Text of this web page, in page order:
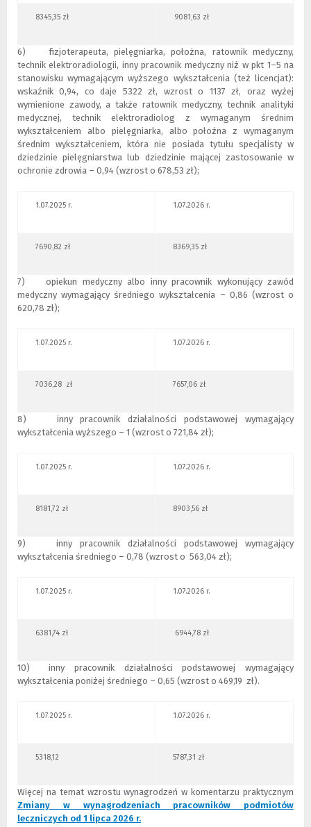
8345,35 zł 9081,63 zł
6) fizjoterapeuta, pielęgniarka, położna, ratownik medyczny,
technik elektroradiologii, inny pracownik medyczny niż w pkt 1–5 na
stanowisku wymagającym wyższego wykształcenia (też licencjat):
wskaźnik 0,94, co daje 5322 zł, wzrost o 1137 zł, oraz wyżej
wymienione zawody, a także ratownik medyczny, technik analityki
medycznej, technik elektroradiolog z wymaganym średnim
wykształceniem albo pielęgniarka, albo położna z wymaganym
średnim wykształceniem, która nie posiada tytułu specjalisty w
dziedzinie pielęgniarstwa lub dziedzinie mającej zastosowanie w
ochronie zdrowia – 0,94 (wzrost o 678,53 zł);
1.07.2025 r. 1.07.2026 r.
7690,82 zł 8369,35 zł
7) opiekun medyczny albo inny pracownik wykonujący zawód
medyczny wymagający średniego wykształcenia – 0,86 (wzrost o
620,78 zł);
1.07.2025 r. 1.07.2026 r.
7036,28 zł 7657,06 zł
8) inny pracownik działalności podstawowej wymagający
wykształcenia wyższego – 1 (wzrost o 721,84 zł);
1.07.2025 r. 1.07.2026 r.
8181,72 zł 8903,56 zł
9) inny pracownik działalności podstawowej wymagający
wykształcenia średniego – 0,78 (wzrost o 563,04 zł);
1.07.2025 r. 1.07.2026 r.
6381,74 zł 6944,78 zł
10) inny pracownik działalności podstawowej wymagający
wykształcenia poniżej średniego – 0,65 (wzrost o 469,19 zł).
1.07.2025 r. 1.07.2026 r.
5318,12 5787,31 zł
Więcej na temat wzrostu wynagrodzeń w komentarzu praktycznym
Zmiany w wynagrodzeniach pracowników podmiotów
leczniczych od 1 lipca 2026 r.